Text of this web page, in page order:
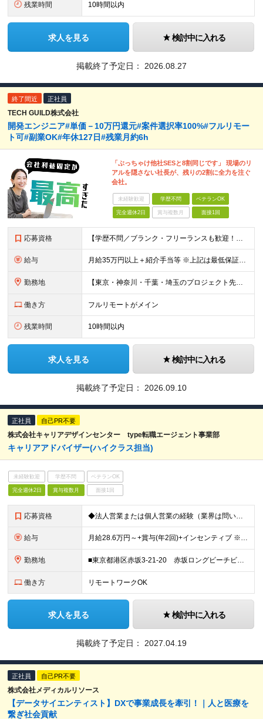
残業時間 10時間以内
求人を見る 検討中に入れる
掲載終了予定日： 2026.08.27
終了間近 正社員
TECH GUILD株式会社
開発エンジニア#単価－10万円還元#案件選択率100%#フルリモー
ト可#副業OK#年休127日#残業月約6h
「ぶっちゃけ他社SESと8割同じです」 現場のリ
アルを隠さない社長が、残りの2割に全力を注ぐ
会社。
未経験歓迎 学歴不問 ベテランOK
完全週休2日 賞与複数月 面接1回
応募資格 【学歴不問／ブランク・フリーランスも歓迎！】 ●何かしらの言語での開発経験がある方（担当フェーズ・経験年数不問！） ※外国籍の方は日本語能力試験N1必須 ★こんな方にピッタリです！ ・還元率や評価制
給与 月給35万円以上＋紹介手当等 ※上記は最低保証額。前職給与を保証します ※固定残業代（40時間分／5万8594円以上）含む。超過分は別途全額支給 ※案件単価から「10万円（会社利益）」を引いた額が還元
勤務地 【東京・神奈川・千葉・埼玉のプロジェクト先】 ※転居を伴う転勤なし。ご希望や居住地を考慮して決定します。 ※リモートワーク導入案件多数（フルリモートもあり）。 ＜本社＞ 東京都品川区東五反田5-22
働き方 フルリモートがメイン
残業時間 10時間以内
求人を見る 検討中に入れる
掲載終了予定日： 2026.09.10
正社員 自己PR不要
株式会社キャリアデザインセンター type転職エージェント事業部
キャリアアドバイザー(ハイクラス担当)
未経験歓迎 学歴不問 ベテランOK
完全週休2日 賞与複数月 面接1回
応募資格 ◆法人営業または個人営業の経験（業界は問いません） ◆大卒以上 ～教育制度についてご紹介～ 入社後の導入研修のほか、全社で行われる主任研修、課長研修、部長研修、局長研修、役員研修など階層別研修を行い
給与 月給28.6万円～+賞与(年2回)+インセンティブ ※上記は、ご経験・スキルにより変動します。 ※所定7時間45分の標準労働制 ※時間外勤務が30時間を超えた場合は別途時間外勤務手当を支給 ※月給に含
勤務地 ■東京都港区赤坂3-21-20 赤坂ロングビーチビル ※1Fにスターバックスコーヒーが入っているビルです ※赤坂見附駅から徒歩1分。都内の色々な場所へのアクセスも便利です。 【転勤・出張の可能
働き方 リモートワークOK
求人を見る 検討中に入れる
掲載終了予定日： 2027.04.19
正社員 自己PR不要
株式会社メディカルリソース
【データサイエンティスト】DXで事業成長を牽引！｜人と医療を
繋ぎ社会貢献